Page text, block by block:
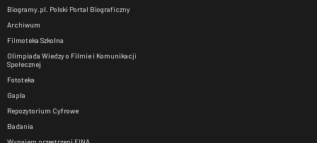
Biogramy.pl. Polski Portal Biograficzny
Archiwum
Filmoteka Szkolna
Olimpiada Wiedzy o Filmie i Komunikacji
Społecznej
Fototeka
Gapla
Repozytorium Cyfrowe
Badania